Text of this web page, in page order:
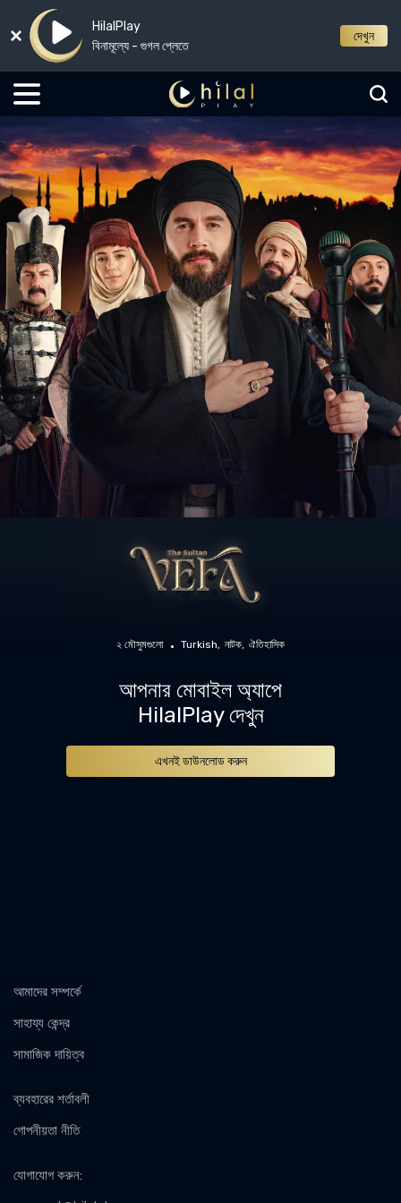
HilalPlay
বিনামূল্যে - গুগল প্লেতে
দেখুন
২ মৌসুমগুলো Turkish নাটক ঐতিহাসিক
আপনার মোবাইল অ্যাপে
HilalPlay দেখুন
এখনই ডাউনলোড করুন
আমাদের সম্পর্কে
সাহায্য কেন্দ্র
সামাজিক দায়িত্ব
ব্যবহারের শর্তাবলী
গোপনীয়তা নীতি
যোগাযোগ করুন: